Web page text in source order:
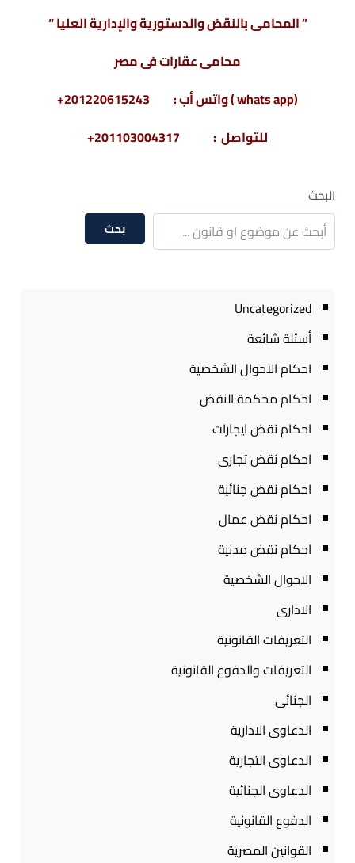
” المحامى بالنقض والدستورية والإدارية العليا “
محامى عقارات فى مصر
(whats app ) واتس أب : 201220615243+
للتواصل : 201103004317+
البحث
بحث
Uncategorized
أسئلة شائعة
احكام الاحوال الشخصية
احكام محكمة النقض
احكام نقض ايجارات
احكام نقض تجارى
احكام نقض جنائية
احكام نقض عمال
احكام نقض مدنية
الاحوال الشخصية
الادارى
التعريفات القانونية
التعريفات والدفوع القانونية
الجنائى
الدعاوى الادارية
الدعاوى التجارية
الدعاوى الجنائية
الدفوع القانونية
القوانين المصرية